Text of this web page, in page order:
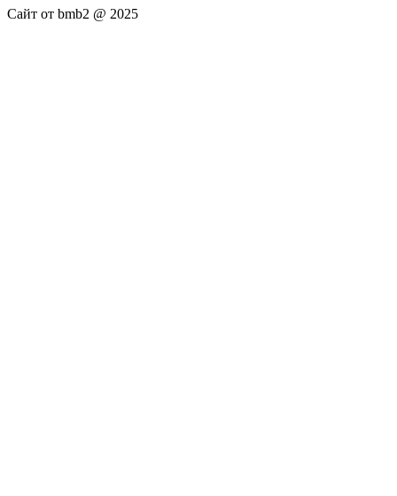
Сайт от bmb2 @ 2025